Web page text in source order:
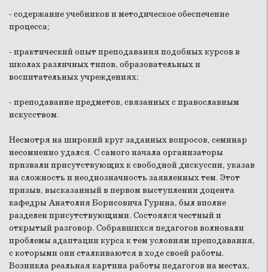
- содержание учебников и методическое обеспечение
процесса;
- практический опыт преподавания подобных курсов в
школах различных типов, образовательных и
воспитательных учреждениях;
- преподавание предметов, связанных с православным
искусством.
Несмотря на широкий круг заданных вопросов, семинар
несомненно удался. С самого начала организаторы
призвали присутствующих к свободной дискуссии, указав
на сложность и неоднозначность заявленных тем. Этот
призыв, высказанный в первом выступлении доцента
кафедры Анатолия Борисовича Гурина, был вполне
разделен присутствующими. Состоялся честный и
открытый разговор. Собравшихся педагогов волновали
проблемы адаптации курса к тем условиям преподавания,
с которыми они сталкиваются в ходе своей работы.
Возникла реальная картина работы педагогов на местах,